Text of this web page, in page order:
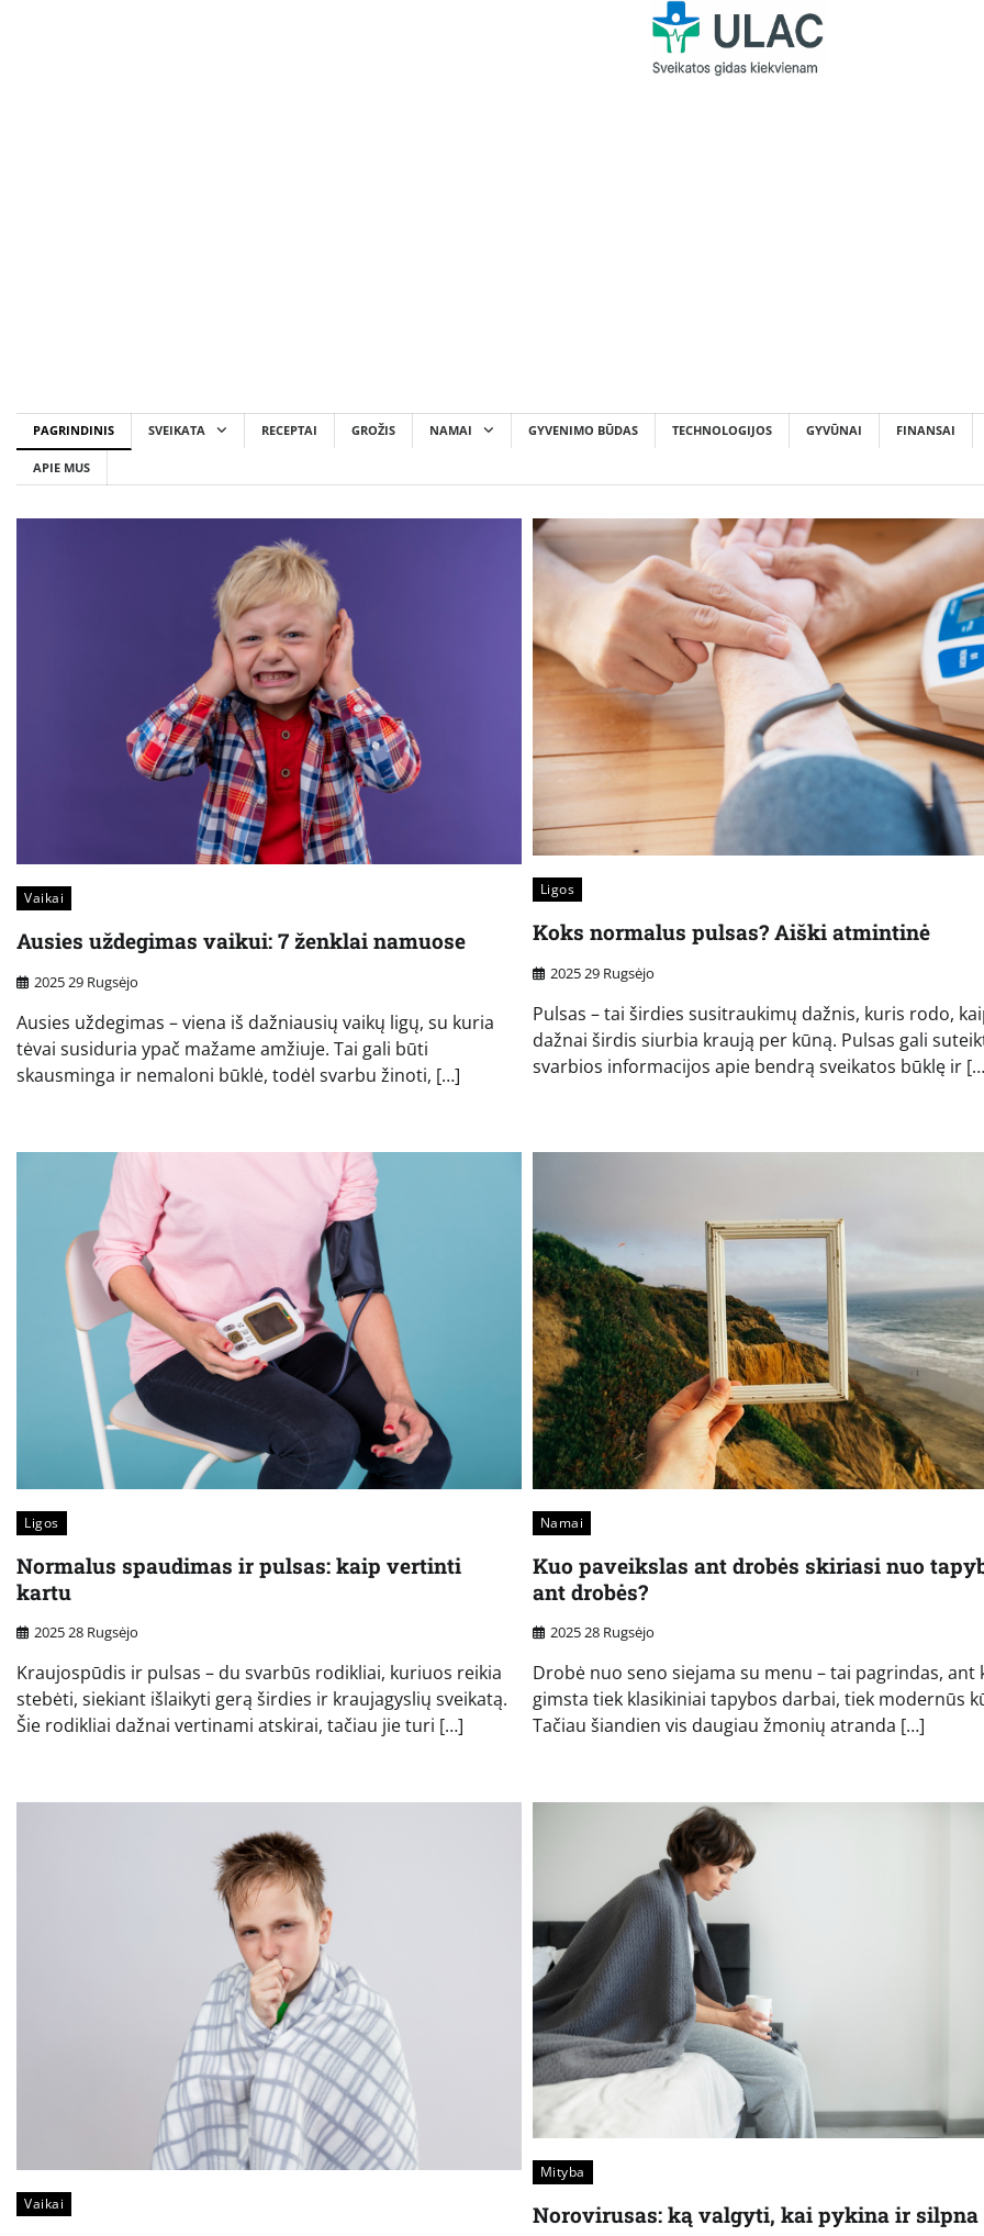
PAGRINDINIS SVEIKATA RECEPTAI GROŽIS NAMAI GYVENIMO BŪDAS TECHNOLOGIJOS GYVŪNAI FINANSAI
APIE MUS
Vaikai
Ausies uždegimas vaikui: 7 ženklai namuose
2025 29 Rugsėjo
Ausies uždegimas – viena iš dažniausių vaikų ligų, su kuria
tėvai susiduria ypač mažame amžiuje. Tai gali būti
skausminga ir nemaloni būklė, todėl svarbu žinoti, […]
Ligos
Koks normalus pulsas? Aiški atmintinė
2025 29 Rugsėjo
Pulsas – tai širdies susitraukimų dažnis, kuris rodo,
dažnai širdis siurbia kraują per kūną. Pulsas gali
svarbios informacijos apie bendrą sveikatos būklę ir
Ligos
Normalus spaudimas ir pulsas: kaip vertinti
kartu
2025 28 Rugsėjo
Kraujospūdis ir pulsas – du svarbūs rodikliai, kuriuos reikia
stebėti, siekiant išlaikyti gerą širdies ir kraujagyslių sveikatą.
Šie rodikliai dažnai vertinami atskirai, tačiau jie turi […]
Namai
Kuo paveikslas ant drobės skiriasi nuo
ant drobės?
2025 28 Rugsėjo
Drobė nuo seno siejama su menu – tai pagrindas, ant
gimsta tiek klasikiniai tapybos darbai, tiek modernūs
Tačiau šiandien vis daugiau žmonių atranda […]
Vaikai
Mityba
Norovirusas: ką valgyti, kai pykina ir silpna